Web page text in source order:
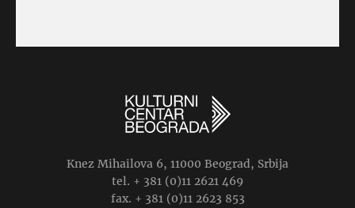
Knez Mihailova 6, 11000 Beograd, Srbija
tel. + 381 (0)11 2621 469
fax. + 381 (0)11 2623 853